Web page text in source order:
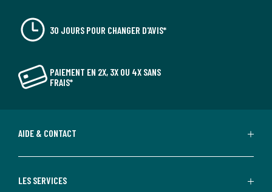
30 JOURS POUR CHANGER D'AVIS*
PAIEMENT EN 2X, 3X OU 4X SANS
FRAIS*
AIDE & CONTACT
LES SERVICES